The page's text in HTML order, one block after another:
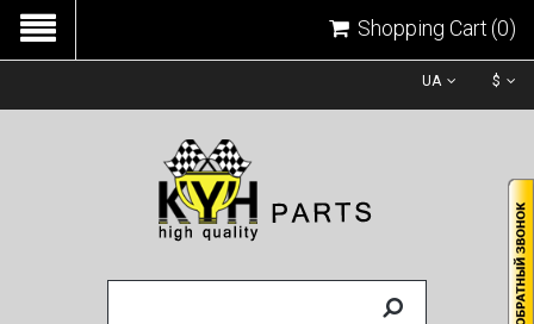
UA $
Shopping Cart(0)